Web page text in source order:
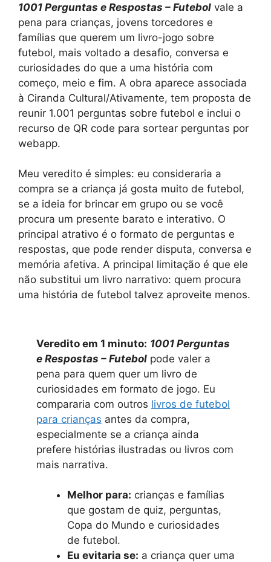
1001 Perguntas e Respostas – Futebol vale a
pena para crianças, jovens torcedores e
famílias que querem um livro-jogo sobre
futebol, mais voltado a desafio, conversa e
curiosidades do que a uma história com
começo, meio e fim. A obra aparece associada
à Ciranda Cultural/Ativamente, tem proposta de
reunir 1.001 perguntas sobre futebol e inclui o
recurso de QR code para sortear perguntas por
webapp.
Meu veredito é simples: eu consideraria a
compra se a criança já gosta muito de futebol,
se a ideia for brincar em grupo ou se você
procura um presente barato e interativo. O
principal atrativo é o formato de perguntas e
respostas, que pode render disputa, conversa e
memória afetiva. A principal limitação é que ele
não substitui um livro narrativo: quem procura
uma história de futebol talvez aproveite menos.
Veredito em 1 minuto: 1001 Perguntas
e Respostas – Futebol pode valer a
pena para quem quer um livro de
curiosidades em formato de jogo. Eu
compararia com outros livros de futebol
para crianças antes da compra,
especialmente se a criança ainda
prefere histórias ilustradas ou livros com
mais narrativa.
Melhor para: crianças e famílias
que gostam de quiz, perguntas,
Copa do Mundo e curiosidades
de futebol.
Eu evitaria se: a criança quer uma